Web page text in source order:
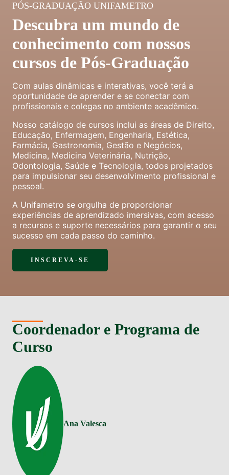
PÓS-GRADUAÇÃO UNIFAMETRO
Descubra um mundo de
conhecimento com nossos
cursos de Pós-Graduação
Com aulas dinâmicas e interativas, você terá a
oportunidade de aprender e se conectar com
profissionais e colegas no ambiente acadêmico.
Nosso catálogo de cursos inclui as áreas de Direito,
Educação, Enfermagem, Engenharia, Estética,
Farmácia, Gastronomia, Gestão e Negócios,
Medicina, Medicina Veterinária, Nutrição,
Odontologia, Saúde e Tecnologia, todos projetados
para impulsionar seu desenvolvimento profissional e
pessoal.
A Unifametro se orgulha de proporcionar
experiências de aprendizado imersivas, com acesso
a recursos e suporte necessários para garantir o seu
sucesso em cada passo do caminho.
INSCREVA-SE
Coordenador e Programa de
Curso
Ana Valesca